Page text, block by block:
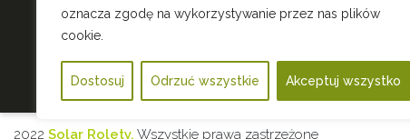
oznacza zgodę na wykorzystywanie przez nas plików
cookie.
Dostosuj Odrzuć wszystkie Akceptuj wszystko
polityka prywatności
2022 Solar Rolety. Wszystkie prawa zastrzeżone